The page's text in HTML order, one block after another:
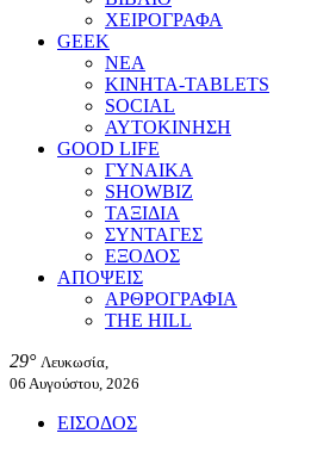
ΧΕΙΡΟΓΡΑΦΑ
GEEK
ΝΕΑ
ΚΙΝΗΤΑ-TABLETS
SOCIAL
ΑΥΤΟΚΙΝΗΣΗ
GOOD LIFE
ΓΥΝΑΙΚΑ
SHOWBIZ
ΤΑΞΙΔΙΑ
ΣΥΝΤΑΓΕΣ
ΕΞΟΔΟΣ
ΑΠΟΨΕΙΣ
ΑΡΘΡΟΓΡΑΦΙΑ
THE HILL
29° Λευκωσία,
06 Αυγούστου, 2026
ΕΙΣΟΔΟΣ